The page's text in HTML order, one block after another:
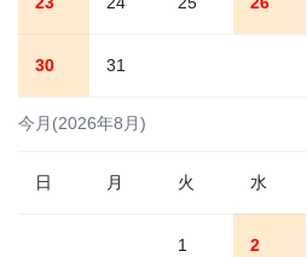
今月(2026年8月)
30 31
日 月 火 水
1 2